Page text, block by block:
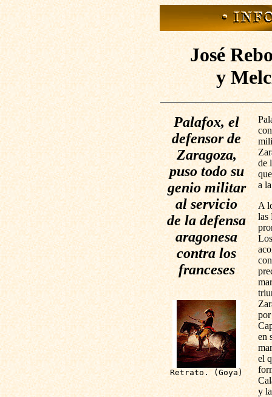
José
y
Palafox, el
defensor de
Zaragoza,
puso todo su
genio militar
al servicio
de la defensa
aragonesa
contra los
franceses
Retrato. (Goya)
de
a
A
las
en
el
y